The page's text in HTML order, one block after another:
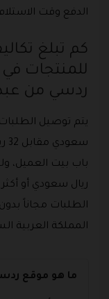
الدفع وقت
كم تبلغ
للمنتجات في
ردسي من
ريال سعودي أو
الطلبات مجاناً
المملكة العربية
ما هو موقع